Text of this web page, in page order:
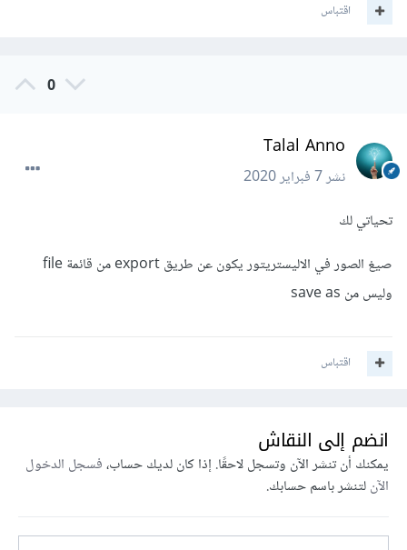
اقتباس
0
Talal Anno
نشر7 فبراير 2020
تحياتي لك
صيغ الصور في الاليستريتور يكون عن طريق export من قائمة file
وليس من save as
اقتباس
انضم إلى النقاش
يمكنك أن تنشر الآن وتسجل لاحقًا. إذا كان لديك حساب،فسجل الدخول
الآنلتنشر باسم حسابك.